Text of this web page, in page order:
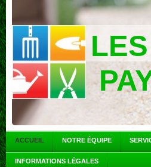
ACCUEIL NOTRE ÉQUIPE
INFORMATIONS LÉGALES